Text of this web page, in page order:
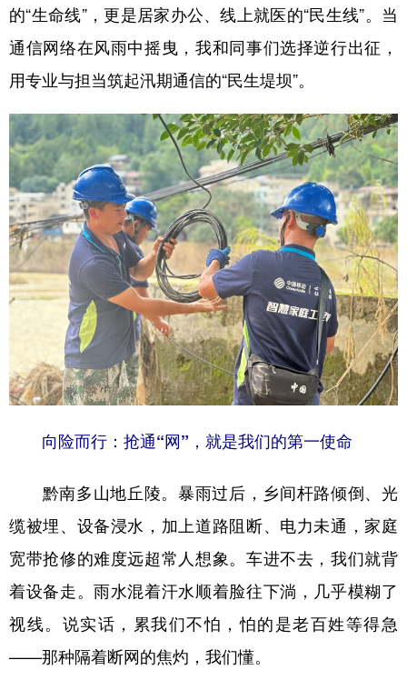
黔南 黔西南
地方频道
北京 天津 河北 山西
辽宁 吉林 上海 江苏
浙江 安徽 福建 江西
山东 河南 湖北 湖南
广东 广西 海南 重庆
四川 贵州 云南 西藏
陕西 甘肃 青海 宁夏
新疆 内蒙古 黑龙江
多语种频道
English Español Français عربى
Русский язык 日本語 한국어
Deutsch Português
的“生命线”，更是居家办公、线上就医的“民生线”。当
通信网络在风雨中摇曳，我和同事们选择逆行出征，
用专业与担当筑起汛期通信的“民生堤坝”。
向险而行：抢通“网”，就是我们的第一使命
黔南多山地丘陵。暴雨过后，乡间杆路倾倒、光
缆被埋、设备浸水，加上道路阻断、电力未通，家庭
宽带抢修的难度远超常人想象。车进不去，我们就背
着设备走。雨水混着汗水顺着脸往下淌，几乎模糊了
视线。说实话，累我们不怕，怕的是老百姓等得急
——那种隔着断网的焦灼，我们懂。